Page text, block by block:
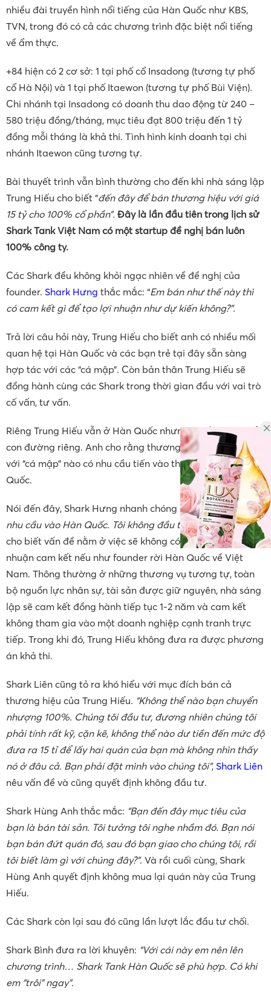
nhiều đài truyền hình nổi tiếng của Hàn Quốc như KBS,
TVN, trong đó có cả các chương trình đặc biệt nổi tiếng
về ẩm thực.
+84 hiện có 2 cơ sở: 1 tại phố cổ Insadong (tương tự phố
cổ Hà Nội) và 1 tại phố Itaewon (tương tự phố Bùi Viện).
Chi nhánh tại Insadong có doanh thu dao động từ 240 –
580 triệu đồng/tháng, mục tiêu đạt 800 triệu đến 1 tỷ
đồng mỗi tháng là khả thi. Tình hình kinh doanh tại chi
nhánh Itaewon cũng tương tự.
Bài thuyết trình vẫn bình thường cho đến khi nhà sáng lập
Trung Hiếu cho biết “đến đây để bán thương hiệu với giá
15 tỷ cho 100% cổ phần”. Đây là lần đầu tiên trong lịch sử
Shark Tank Việt Nam có một startup đề nghị bán luôn
100% công ty.
Các Shark đều không khỏi ngạc nhiên về đề nghị của
founder. Shark Hưng thắc mắc: “Em bán như thế này thì
có cam kết gì để tạo lợi nhuận như dự kiến không?”.
Trả lời câu hỏi này, Trung Hiếu cho biết anh có nhiều mối
quan hệ tại Hàn Quốc và các bạn trẻ tại đây sẵn sàng
hợp tác với các “cá mập”. Còn bản thân Trung Hiếu sẽ
đồng hành cùng các Shark trong thời gian đầu với vai trò
cố vấn, tư vấn.
Riêng Trung Hiếu vẫn ở Hàn Quốc nhưng muốn theo đuổi
con đường riêng. Anh cho rằng thương vụ này sẽ phù hợp
với “cá mập” nào có nhu cầu tiến vào thị trường Hàn
Quốc.
Nói đến đây, Shark Hưng nhanh chóng chốt: “Tôi không có
nhu cầu vào Hàn Quốc. Tôi không đầu tư”.Shark Hưng
cho biết vấn đề nằm ở việc sẽ không có ai giúp duy trì lợi
nhuận cam kết nếu như founder rời Hàn Quốc về Việt
Nam. Thông thường ở những thương vụ tương tự, toàn
bộ nguồn lực nhân sự, tài sản được giữ nguyên, nhà sáng
lập sẽ cam kết đồng hành tiếp tục 1-2 năm và cam kết
không tham gia vào một doanh nghiệp cạnh tranh trực
tiếp. Trong khi đó, Trung Hiếu không đưa ra được phương
án khả thi.
Shark Liên cũng tỏ ra khó hiểu với mục đích bán cả
thương hiệu của Trung Hiếu. “Không thể nào bạn chuyển
nhượng 100%. Chúng tôi đầu tư, đương nhiên chúng tôi
phải tính rất kỹ, cặn kẽ, không thể nào dư tiền đến mức độ
đưa ra 15 tỉ để lấy hai quán của bạn mà không nhìn thấy
nó ở đâu cả. Bạn phải đặt mình vào chúng tôi”, Shark Liên
nêu vấn đề và cũng quyết định không đầu tư.
Shark Hùng Anh thắc mắc: “Bạn đến đây mục tiêu của
bạn là bán tài sản. Tôi tưởng tôi nghe nhầm đó. Bạn nói
bạn bán đứt quán đó, sau đó bạn giao cho chúng tôi, rồi
tôi biết làm gì với chúng đây?”. Và rồi cuối cùng, Shark
Hùng Anh quyết định không mua lại quán này của Trung
Hiếu.
Các Shark còn lại sau đó cũng lần lượt lắc đầu tư chối.
Shark Bình đưa ra lời khuyên: “Với cái này em nên lên
chương trình… Shark Tank Hàn Quốc sẽ phù hợp. Có khi
em “trôi” ngay”.